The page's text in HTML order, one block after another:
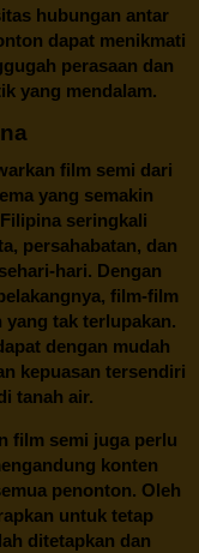
hubungan antar
dapat menikmati
perasaan dan
yang mendalam.
film semi dari
yang semakin
seringkali
persahabatan, dan
hari. Dengan
film-film
tak terlupakan.
dengan mudah
kepuasan tersendiri
tanah air.
film semi juga perlu
konten
penonton. Oleh
untuk tetap
ditetapkan dan